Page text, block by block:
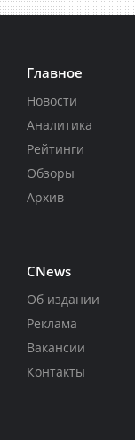
Главное
Новости
Аналитика
Рейтинги
Обзоры
Архив
CNews
Об издании
Реклама
Вакансии
Контакты